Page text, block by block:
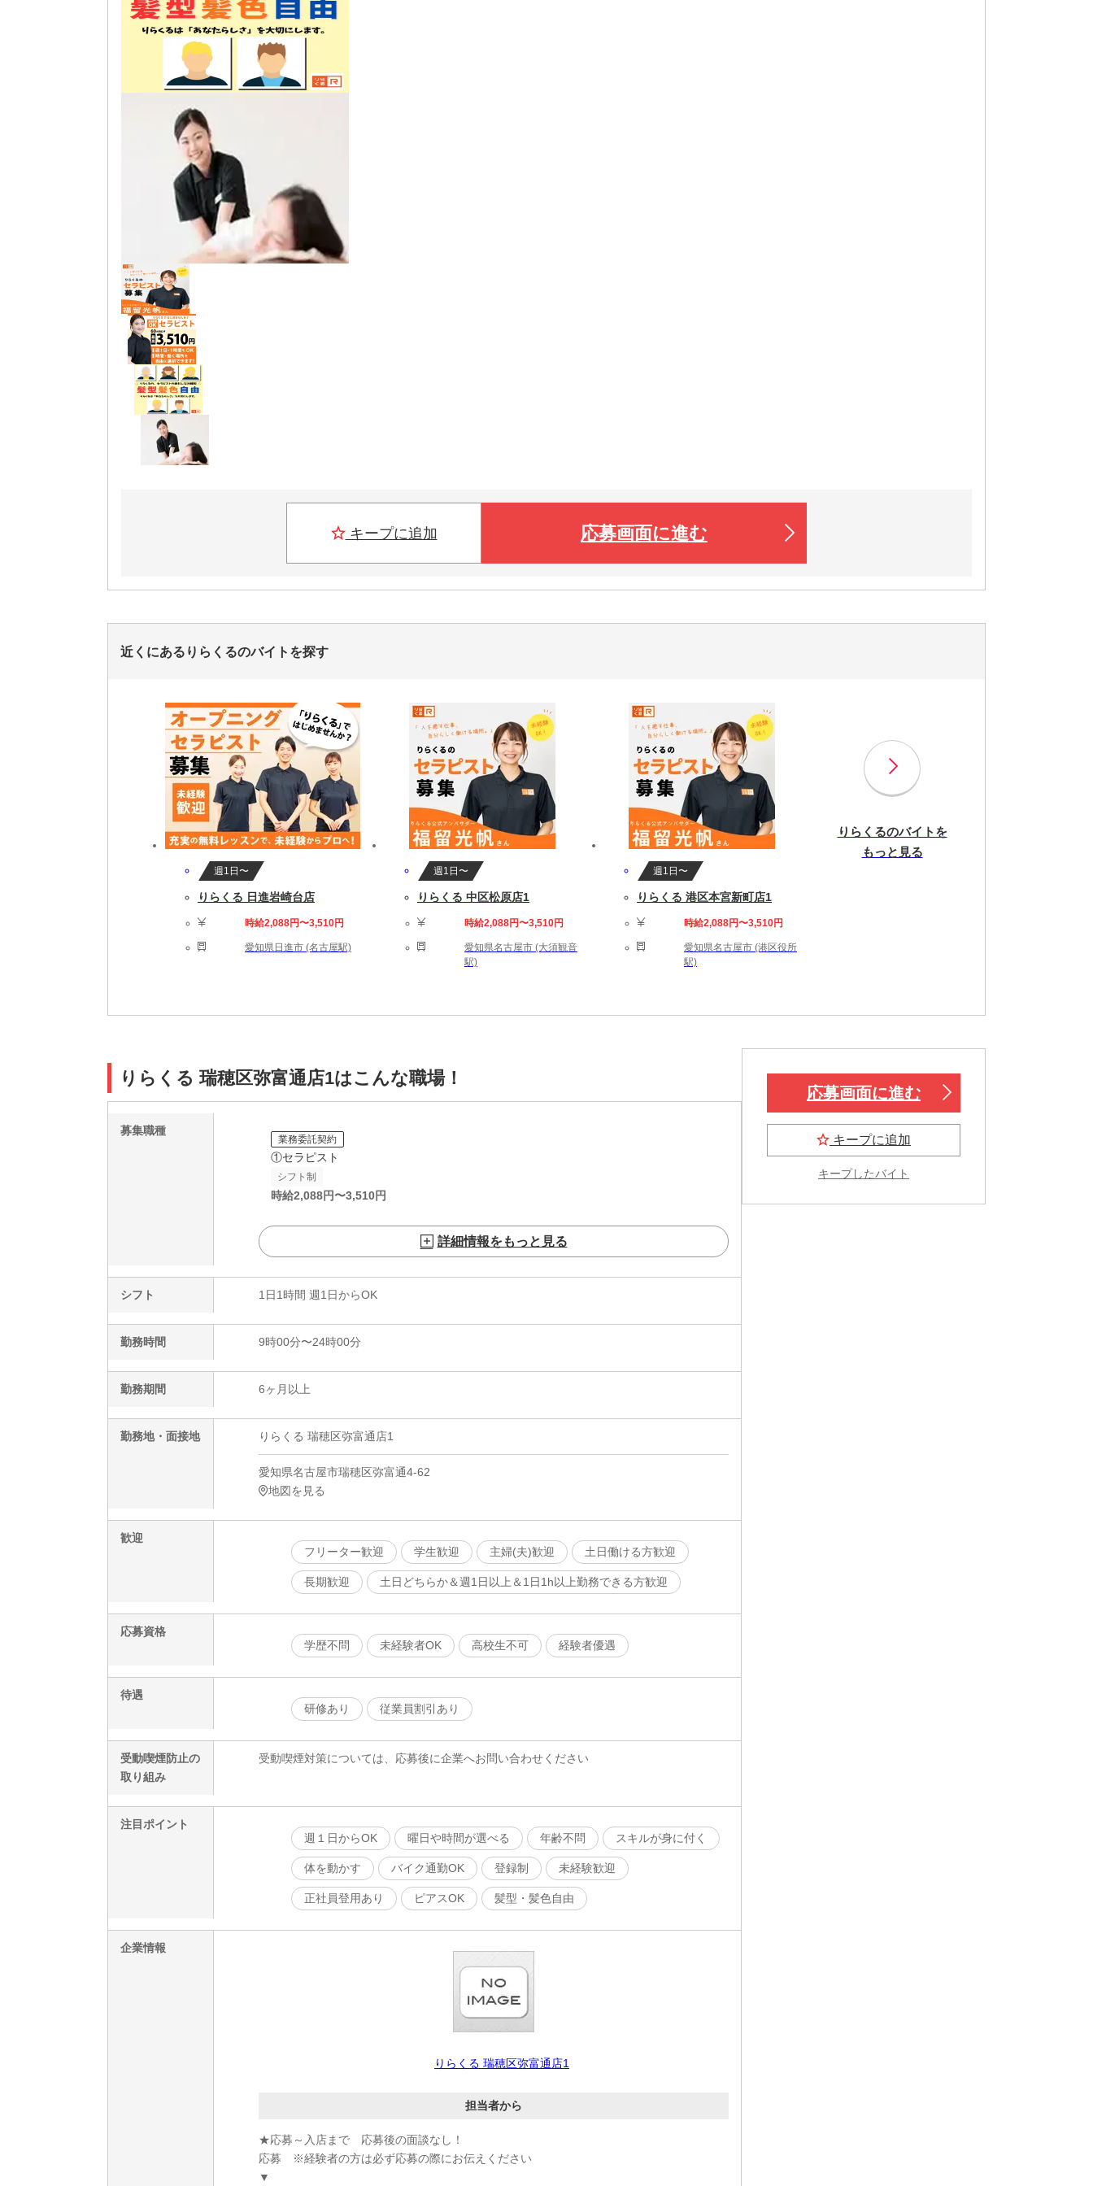
キープに追加 応募画面に進む
近くにあるりらくるのバイトを探す
週1日〜
りらくる 日進岩崎台店
時給2,088円〜3,510円
愛知県日進市 (名古屋駅)
週1日〜
りらくる 中区松原店1
時給2,088円〜3,510円
愛知県名古屋市 (大須観音
駅)
週1日〜
りらくる 港区本宮新町店1
時給2,088円〜3,510円
愛知県名古屋市 (港区役所
駅)
りらくるのバイトを
もっと見る
りらくる 瑞穂区弥富通店1はこんな職場！
募集職種
業務委託契約
①セラピスト
シフト制
時給2,088円〜3,510円
詳細情報をもっと見る
シフト 1日1時間 週1日からOK
勤務時間 9時00分〜24時00分
勤務期間 6ヶ月以上
勤務地・面接地 りらくる 瑞穂区弥富通店1
愛知県名古屋市瑞穂区弥富通4-62
地図を見る
歓迎
フリーター歓迎
学生歓迎 主婦(夫)歓迎 土日働ける方歓迎
長期歓迎 土日どちらか＆週1日以上＆1日1h以上勤務できる方歓迎
応募資格
学歴不問
未経験者OK 高校生不可 経験者優遇
待遇
研修あり
従業員割引あり
受動喫煙防止の
取り組み
受動喫煙対策については、応募後に企業へお問い合わせください
注目ポイント
週１日からOK
曜日や時間が選べる 年齢不問 スキルが身に付く
体を動かす バイク通勤OK 登録制 未経験歓迎
正社員登用あり ピアスOK 髪型・髪色自由
企業情報
りらくる 瑞穂区弥富通店1
担当者から
★応募～入店まで 応募後の面談なし！
応募 ※経験者の方は必ず応募の際にお伝えください
▼
応募画面に進む
キープに追加
キープしたバイト